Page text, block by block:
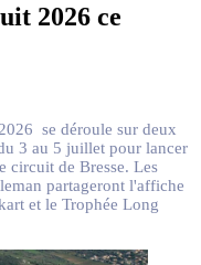
2026 ce
se déroule sur deux
3 au 5 juillet pour lancer
circuit de Bresse. Les
partageront l'affiche
et le Trophée Long